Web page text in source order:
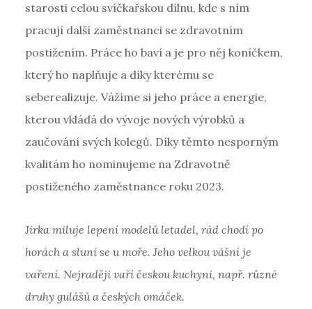
starosti celou svíčkařskou dílnu, kde s ním
pracují další zaměstnanci se zdravotním
postižením. Práce ho baví a je pro něj koníčkem,
který ho naplňuje a díky kterému se
seberealizuje. Vážíme si jeho práce a energie,
kterou vkládá do vývoje nových výrobků a
zaučování svých kolegů. Díky těmto nesporným
kvalitám ho nominujeme na Zdravotně
postiženého zaměstnance roku 2023.
Jirka miluje lepení modelů letadel, rád chodí po
horách a sluní se u moře. Jeho velkou vášní je
vaření. Nejraději vaří českou kuchyni, např. různé
druhy gulášů a českých omáček.